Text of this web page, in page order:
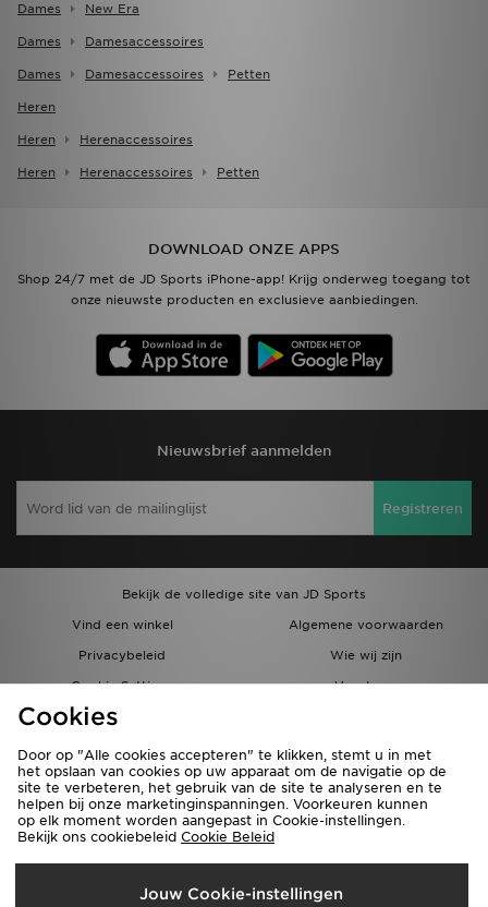
Dames New Era
Dames Damesaccessoires
Dames Damesaccessoires Petten
Heren
Heren Herenaccessoires
Heren Herenaccessoires Petten
DOWNLOAD ONZE APPS
Shop 24/7 met de JD Sports iPhone-app! Krijg onderweg toegang tot
onze nieuwste producten en exclusieve aanbiedingen.
Nieuwsbrief aanmelden
Registreren
Bekijk de volledige site van JD Sports
Vind een winkel
Algemene voorwaarden
Privacybeleid
Wie wij zijn
Cookie Settings
Vacatures
Bestellingen en Levering
Verzenden Naar
België
Cookies
Door op "Alle cookies accepteren" te klikken, stemt u in met
het opslaan van cookies op uw apparaat om de navigatie op de
site te verbeteren, het gebruik van de site te analyseren en te
helpen bij onze marketinginspanningen. Voorkeuren kunnen
op elk moment worden aangepast in Cookie-instellingen.
Bekijk ons cookiebeleid Cookie Beleid
Jouw Cookie-instellingen